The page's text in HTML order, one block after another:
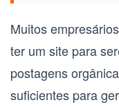
Muitos
ter um site para
postagens
suficientes para